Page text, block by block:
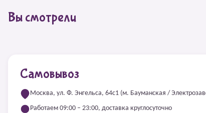
Вы смотрели
Самовывоз
Москва, ул. Ф. Энгельса, 64с1 (м. Бауманская /
Работаем 09:00 – 23:00, доставка круглосуточно